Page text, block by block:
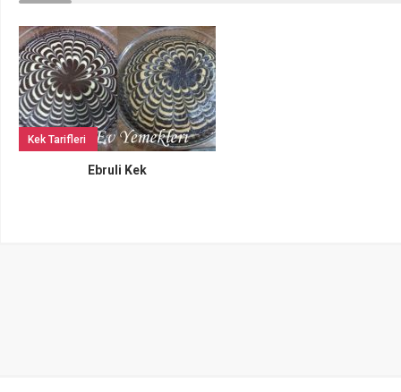
Kek Tarifleri
Ebruli Kek